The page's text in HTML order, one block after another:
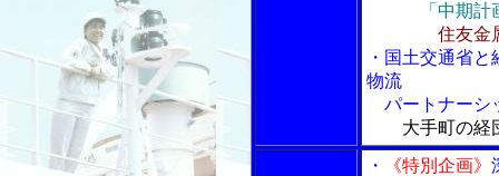
「中期計画
住友金
・国土交通省
物流
パートナーシ
大手町の経
・ 《特別企画》